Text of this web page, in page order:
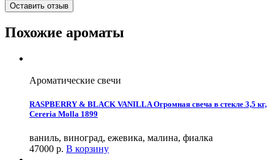
Оставить отзыв
Похожие ароматы
Ароматические свечи
RASPBERRY & BLACK VANILLA Огромная свеча в стекле 3,5 кг,
Cereria Molla 1899
ваниль, виноград, ежевика, малина, фиалка
47000 р. В корзину